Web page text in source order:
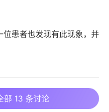
解，曾间断就诊中医院
查未见明显异常。查体腹
，愈合好。腹壁皮肤
正常。
位患者也发现有此现象，并
部 13 条讨论